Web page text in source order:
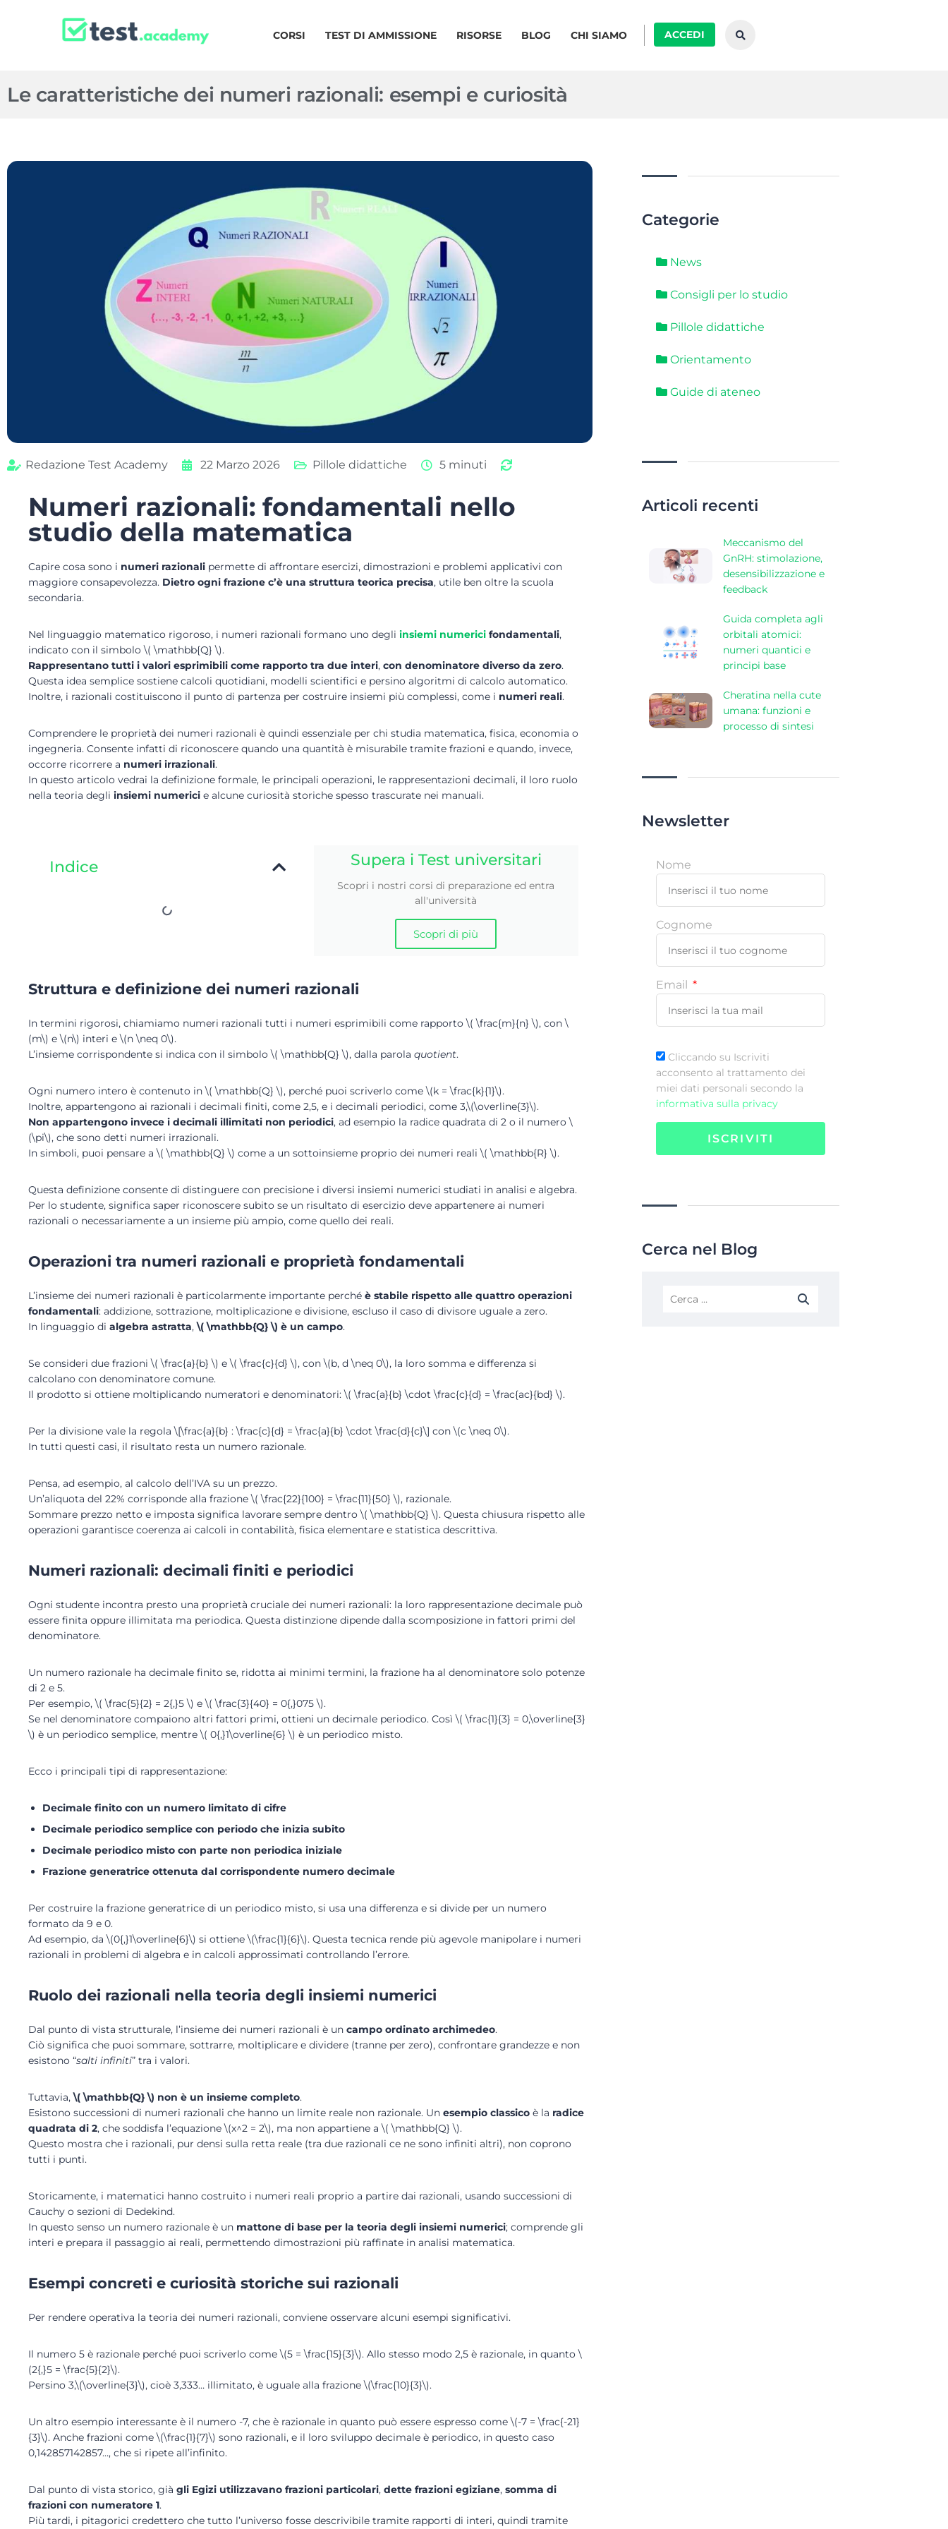
ACCEDI
CORSI TEST DI AMMISSIONE RISORSE BLOG CHI SIAMO
Le caratteristiche dei numeri razionali: esempi e curiosità
Redazione Test Academy 22 Marzo 2026 Pillole didattiche 5 minuti
Numeri razionali: fondamentali nello
studio della matematica
Capire cosa sono i numeri razionali permette di affrontare esercizi, dimostrazioni e problemi applicativi con
maggiore consapevolezza. Dietro ogni frazione c’è una struttura teorica precisa, utile ben oltre la scuola
secondaria.
Nel linguaggio matematico rigoroso, i numeri razionali formano uno degli insiemi numerici fondamentali,
indicato con il simbolo \( \mathbb{Q} \).
Rappresentano tutti i valori esprimibili come rapporto tra due interi, con denominatore diverso da zero.
Questa idea semplice sostiene calcoli quotidiani, modelli scientifici e persino algoritmi di calcolo automatico.
Inoltre, i razionali costituiscono il punto di partenza per costruire insiemi più complessi, come i numeri reali.
Comprendere le proprietà dei numeri razionali è quindi essenziale per chi studia matematica, fisica, economia o
ingegneria. Consente infatti di riconoscere quando una quantità è misurabile tramite frazioni e quando, invece,
occorre ricorrere a numeri irrazionali.
In questo articolo vedrai la definizione formale, le principali operazioni, le rappresentazioni decimali, il loro ruolo
nella teoria degli insiemi numerici e alcune curiosità storiche spesso trascurate nei manuali.
Indice Supera i Test universitari
Scopri i nostri corsi di preparazione ed entra
all'università
Scopri di più
Struttura e definizione dei numeri razionali
In termini rigorosi, chiamiamo numeri razionali tutti i numeri esprimibili come rapporto \( \frac{m}{n} \), con \
(m\) e \(n\) interi e \(n \neq 0\).
L’insieme corrispondente si indica con il simbolo \( \mathbb{Q} \), dalla parola quotient.
Ogni numero intero è contenuto in \( \mathbb{Q} \), perché puoi scriverlo come \(k = \frac{k}{1}\).
Inoltre, appartengono ai razionali i decimali finiti, come 2,5, e i decimali periodici, come 3,\(\overline{3}\).
Non appartengono invece i decimali illimitati non periodici, ad esempio la radice quadrata di 2 o il numero \
(\pi\), che sono detti numeri irrazionali.
In simboli, puoi pensare a \( \mathbb{Q} \) come a un sottoinsieme proprio dei numeri reali \( \mathbb{R} \).
Questa definizione consente di distinguere con precisione i diversi insiemi numerici studiati in analisi e algebra.
Per lo studente, significa saper riconoscere subito se un risultato di esercizio deve appartenere ai numeri
razionali o necessariamente a un insieme più ampio, come quello dei reali.
Operazioni tra numeri razionali e proprietà fondamentali
L’insieme dei numeri razionali è particolarmente importante perché è stabile rispetto alle quattro operazioni
fondamentali: addizione, sottrazione, moltiplicazione e divisione, escluso il caso di divisore uguale a zero.
In linguaggio di algebra astratta,\( \mathbb{Q} \) è un campo.
Se consideri due frazioni \( \frac{a}{b} \) e \( \frac{c}{d} \), con \(b, d \neq 0\), la loro somma e differenza si
calcolano con denominatore comune.
Il prodotto si ottiene moltiplicando numeratori e denominatori: \( \frac{a}{b} \cdot \frac{c}{d} = \frac{ac}{bd} \).
Per la divisione vale la regola \[\frac{a}{b} : \frac{c}{d} = \frac{a}{b} \cdot \frac{d}{c}\] con \(c \neq 0\).
In tutti questi casi, il risultato resta un numero razionale.
Pensa, ad esempio, al calcolo dell’IVA su un prezzo.
Un’aliquota del 22% corrisponde alla frazione \( \frac{22}{100} = \frac{11}{50} \), razionale.
Sommare prezzo netto e imposta significa lavorare sempre dentro \( \mathbb{Q} \). Questa chiusura rispetto alle
operazioni garantisce coerenza ai calcoli in contabilità, fisica elementare e statistica descrittiva.
Numeri razionali: decimali finiti e periodici
Ogni studente incontra presto una proprietà cruciale dei numeri razionali: la loro rappresentazione decimale può
essere finita oppure illimitata ma periodica. Questa distinzione dipende dalla scomposizione in fattori primi del
denominatore.
Un numero razionale ha decimale finito se, ridotta ai minimi termini, la frazione ha al denominatore solo potenze
di 2 e 5.
Per esempio, \( \frac{5}{2} = 2{,}5 \) e \( \frac{3}{40} = 0{,}075 \).
Se nel denominatore compaiono altri fattori primi, ottieni un decimale periodico. Così \( \frac{1}{3} = 0,\overline{3}
\) è un periodico semplice, mentre \( 0{,}1\overline{6} \) è un periodico misto.
Ecco i principali tipi di rappresentazione:
Decimale finito con un numero limitato di cifre
Decimale periodico semplice con periodo che inizia subito
Decimale periodico misto con parte non periodica iniziale
Frazione generatrice ottenuta dal corrispondente numero decimale
Per costruire la frazione generatrice di un periodico misto, si usa una differenza e si divide per un numero
formato da 9 e 0.
Ad esempio, da \(0{,}1\overline{6}\) si ottiene \(\frac{1}{6}\). Questa tecnica rende più agevole manipolare i numeri
razionali in problemi di algebra e in calcoli approssimati controllando l’errore.
Ruolo dei razionali nella teoria degli insiemi numerici
Dal punto di vista strutturale, l’insieme dei numeri razionali è un campo ordinato archimedeo.
Ciò significa che puoi sommare, sottrarre, moltiplicare e dividere (tranne per zero), confrontare grandezze e non
esistono “salti infiniti” tra i valori.
Tuttavia,\( \mathbb{Q} \) non è un insieme completo.
Esistono successioni di numeri razionali che hanno un limite reale non razionale. Un esempio classico è la radice
quadrata di 2, che soddisfa l’equazione \(x^2 = 2\), ma non appartiene a \( \mathbb{Q} \).
Questo mostra che i razionali, pur densi sulla retta reale (tra due razionali ce ne sono infiniti altri), non coprono
tutti i punti.
Storicamente, i matematici hanno costruito i numeri reali proprio a partire dai razionali, usando successioni di
Cauchy o sezioni di Dedekind.
In questo senso un numero razionale è un mattone di base per la teoria degli insiemi numerici; comprende gli
interi e prepara il passaggio ai reali, permettendo dimostrazioni più raffinate in analisi matematica.
Esempi concreti e curiosità storiche sui razionali
Per rendere operativa la teoria dei numeri razionali, conviene osservare alcuni esempi significativi.
Il numero 5 è razionale perché puoi scriverlo come \(5 = \frac{15}{3}\). Allo stesso modo 2,5 è razionale, in quanto \
(2{,}5 = \frac{5}{2}\).
Persino 3,\(\overline{3}\), cioè 3,333… illimitato, è uguale alla frazione \(\frac{10}{3}\).
Un altro esempio interessante è il numero -7, che è razionale in quanto può essere espresso come \(-7 = \frac{-21}
{3}\). Anche frazioni come \(\frac{1}{7}\) sono razionali, e il loro sviluppo decimale è periodico, in questo caso
0,142857142857…, che si ripete all’infinito.
Dal punto di vista storico, già gli Egizi utilizzavano frazioni particolari, dette frazioni egiziane, somma di
frazioni con numeratore 1.
Più tardi, i pitagorici credettero che tutto l’universo fosse descrivibile tramite rapporti di interi, quindi tramite
Categorie
News
Consigli per lo studio
Pillole didattiche
Orientamento
Guide di ateneo
Articoli recenti
Meccanismo del
GnRH: stimolazione,
desensibilizzazione e
feedback
Guida completa agli
orbitali atomici:
numeri quantici e
principi base
Cheratina nella cute
umana: funzioni e
processo di sintesi
Newsletter
Nome
Cognome
Email
Cliccando su Iscriviti
acconsento al trattamento dei
miei dati personali secondo la
informativa sulla privacy
ISCRIVITI
Cerca nel Blog